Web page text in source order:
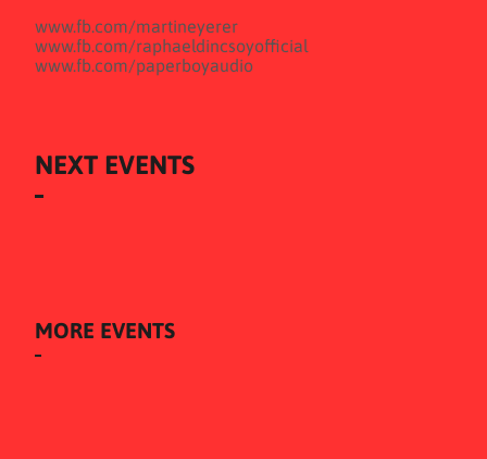
www.fb.com/martineyerer
www.fb.com/raphaeldincsoyofficial
www.fb.com/paperboyaudio
NEXT EVENTS
MORE EVENTS